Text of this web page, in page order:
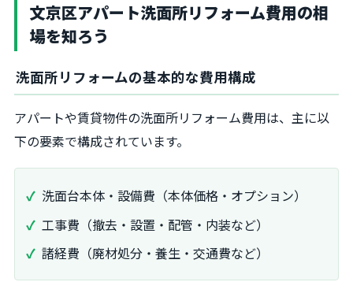
文京区アパート洗面所リフォーム費用の相
場を知ろう
洗面所リフォームの基本的な費用構成
アパートや賃貸物件の洗面所リフォーム費用は、主に以
下の要素で構成されています。
洗面台本体・設備費（本体価格・オプション）
工事費（撤去・設置・配管・内装など）
諸経費（廃材処分・養生・交通費など）